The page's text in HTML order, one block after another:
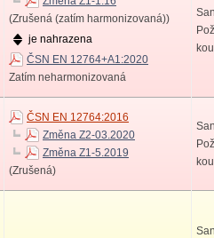
(Zrušená (zatím harmonizovaná))
je nahrazena
ČSN EN 12764+A1:2020
Zatím neharmonizovaná
ČSN EN 12764:2016
Změna Z2-03.2020
Změna Z1-5.2019
(Zrušená)